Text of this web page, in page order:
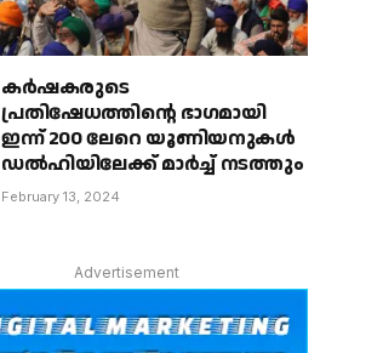
കർഷകരുടെ
പ്രതിഷേധത്തിൻ്റെ ഭാഗമായി
ഇന്ന് 200 ലേറെ യൂണിയനുകൾ
ഡൽഹിയിലേക്ക് മാർച്ച് നടത്തും
February 13, 2024
Advertisement